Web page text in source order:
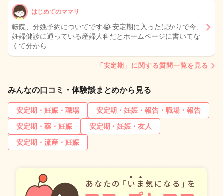
はじめてのママリ
転院、分娩予約についてです😭 安定期に入ったばかりで今、
妊婦健診に通っている産婦人科だとホームページに書いてな
くて分から…
「安定期」に関する質問一覧を見る
みんなの口コミ・体験談まとめから見る
安定期・妊娠・職場
安定期・妊娠・報告・職場・報告
安定期・薬・妊娠
安定期・妊娠・友人
安定期・流産・妊娠